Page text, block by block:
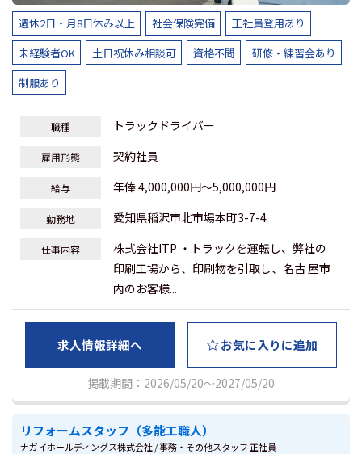
週休2日・月8日休み以上 社会保険完備
正社員登用あり
未経験者OK
土日祝休み相談可 資格不問
研修・練習会あり
制服あり
職種 トラックドライバー
雇用形態 契約社員
給与 年俸 4,000,000円～5,000,000円
勤務地 愛知県稲沢市北市場本町3-7-4
仕事内容
株式会社ITP ・トラックを運転し、弊社の
印刷工場から、印刷物を引取し、名古 屋市
内のお客様...
求人情報詳細へ お気に入りに追加
掲載期間：2026/05/20～2027/05/20
リフォームスタッフ（多能工職人）
ナガイホールディングス株式会社 / 事務・その他スタッフ 正社員